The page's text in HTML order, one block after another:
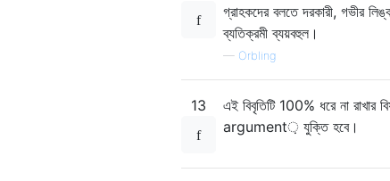
গ্রাহকদের বলতে দরকারী, গভীর
ব্যতিক্রমী ব্যয়বহুল।
— Orbling
13
এই বিবৃতিটি 100% ধরে না রাখার
argument় যুক্তি হবে।